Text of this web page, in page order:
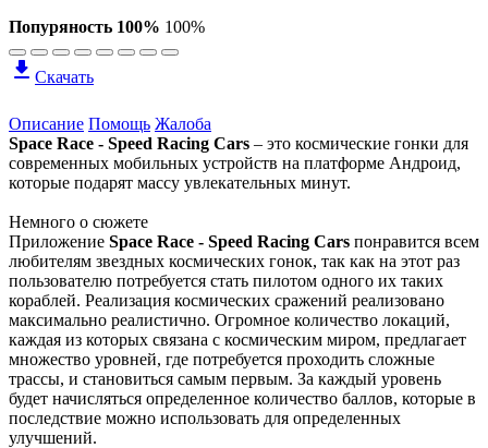
Попуряность 100% 100%
Скачать
Описание Помощь Жалоба
Space Race - Speed Racing Cars – это космические гонки для
современных мобильных устройств на платформе Андроид,
которые подарят массу увлекательных минут.
Немного о сюжете
Приложение Space Race - Speed Racing Cars понравится всем
любителям звездных космических гонок, так как на этот раз
пользователю потребуется стать пилотом одного их таких
кораблей. Реализация космических сражений реализовано
максимально реалистично. Огромное количество локаций,
каждая из которых связана с космическим миром, предлагает
множество уровней, где потребуется проходить сложные
трассы, и становиться самым первым. За каждый уровень
будет начисляться определенное количество баллов, которые в
последствие можно использовать для определенных
улучшений.